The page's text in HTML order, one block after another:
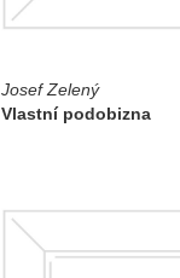
Josef Zelený
Vlastní podobizna